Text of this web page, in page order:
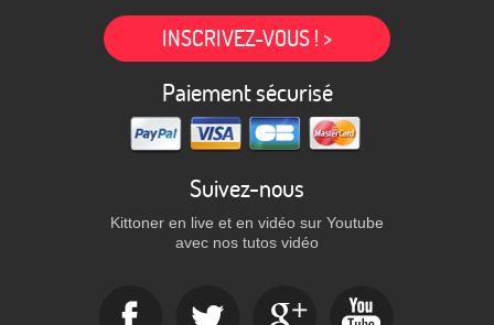
INSCRIVEZ-VOUS ! >
Paiement sécurisé
Suivez-nous
Kittoner en live et en vidéo sur Youtube
avec nos tutos vidéo